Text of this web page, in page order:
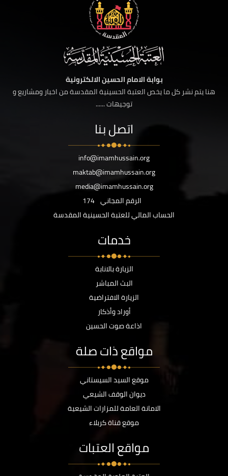
بوابة الامام الحسين الالكترونية
هنا يتم نشر كل ما يخص العتبة الحسينية المقدسة من اخبار ومشاريع و
توجيهات ......
اتصل بنا
info@imamhussain.org
maktab@imamhussain.org
media@imamhussain.org
الرقم المجاني 174
الحساب المالي للعتبة الحسينية المقدسة
خدمات
الزيارة بالانابة
البث المباشر
الزيارة الافتراضية
أوراد وأذكار
اذاعة صوت الحسين
مواقع ذات صلة
موقع السيد السيستاني
ديوان الوقف الشيعي
الامانة العامة للمزارات الشيعية
موقع قناة كربلاء
مواقع العتبات